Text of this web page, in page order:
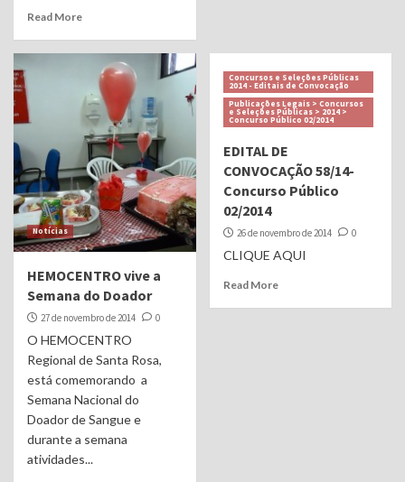
Read More
Notícias
HEMOCENTRO vive a
Semana do Doador
27 de novembro de 2014 0
O HEMOCENTRO
Regional de Santa Rosa,
está comemorando a
Semana Nacional do
Doador de Sangue e
durante a semana
atividades...
Concursos e Seleções Públicas
2014 - Editais de Convocação
Publicações Legais > Concursos
e Seleções Públicas > 2014 >
Concurso Público 02/2014
EDITAL DE
CONVOCAÇÃO 58/14-
Concurso Público
02/2014
26 de novembro de 2014 0
CLIQUE AQUI
Read More